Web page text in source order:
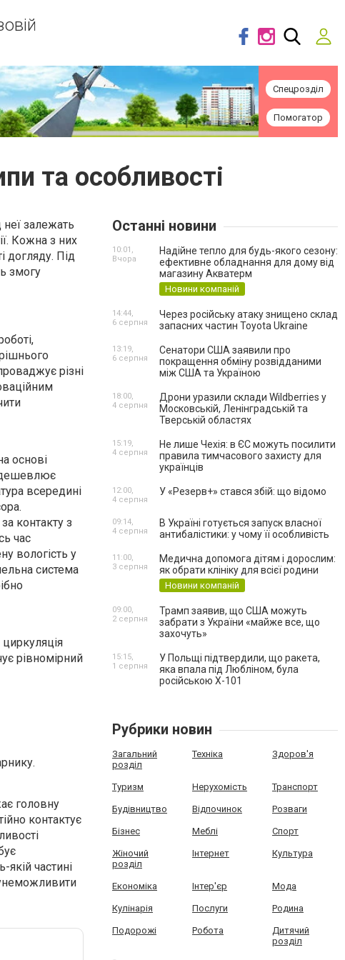
Спецрозділ
Помогатор
та особливості
залежать
Кожна з них
догляду. Під
змогу
різні
основі
всередині
контакту з
час
вологість у
система
рівномірний
головну
контактує
частині
Останні новини
Надійне тепло для будь-якого сезону:
ефективне обладнання для дому від
магазину Акватерм
Новини компаній
10:01,
Вчора
Через російську атаку знищено склад
запасних частин Toyota Ukraine
14:44,
6 серпня
Сенатори США заявили про
покращення обміну розвідданими
між США та Україною
13:19,
6 серпня
Дрони уразили склади Wildberries у
Московській, Ленінградській та
Тверській областях
18:00,
4 серпня
Не лише Чехія: в ЄС можуть посилити
правила тимчасового захисту для
українців
15:19,
4 серпня
У «Резерв+» стався збій: що відомо
12:00,
4 серпня
В Україні готується запуск власної
антибалістики: у чому її особливість
09:14,
4 серпня
Медична допомога дітям і дорослим:
як обрати клініку для всієї родини
Новини компаній
11:00,
3 серпня
Трамп заявив, що США можуть
забрати з України «майже все, що
захочуть»
09:00,
2 серпня
У Польщі підтвердили, що ракета,
яка впала під Любліном, була
російською Х-101
15:15,
1 серпня
Рубрики новин
Загальний
розділ
Техніка Здоров'я
Туризм Нерухомість Транспорт
Будівництво Відпочинок Розваги
Бізнес Меблі Спорт
Жіночий
розділ
Інтернет Культура
Економіка Інтер'єр Мода
Кулінарія Послуги Родина
Подорожі Робота
Дитячий
розділ